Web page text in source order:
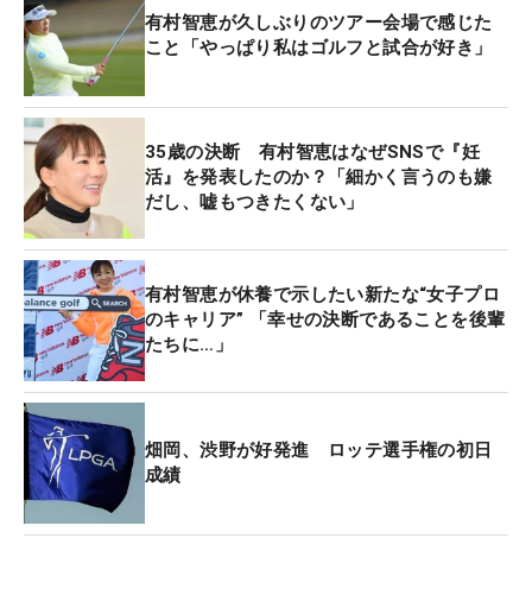
態で試合に出ることは一度もない」と練習不足は痛
いほど感じているが、「いま自分ができることのな
かでいろいろ見つけていくというのも、今後の自分
にとっては必要だと思った。いかに見つけだすかと
いう感じ」と素直にその心境を語る。
もちろん「プロゴルファーとして試合に出る以上は
結果を求めたい」が、それでも気分はこれまでより
は穏やか。選手として転戦していたときは、成績を
追い求めなければならないことでの緊張感も大きか
ったが、ツアー生活から離れると決めたことで、
「極端にいうと失うものは何もない」。だからこ
そ、「ゴルフに対する怖さを払しょくできれば」と
話し、「いままで見られなかった景色がたくさん見
られると思う」と新たな視野が開けてくる予感もあ
る。
有村智恵が久しぶりのツアー会場で感じた
こと「やっぱり私はゴルフと試合が好き」
35歳の決断 有村智恵はなぜSNSで『妊
活』を発表したのか？「細かく言うのも嫌
だし、嘘もつきたくない」
有村智恵が休養で示したい新たな“女子プロ
のキャリア” 「幸せの決断であることを後輩
たちに…」
畑岡、渋野が好発進 ロッテ選手権の初日
成績